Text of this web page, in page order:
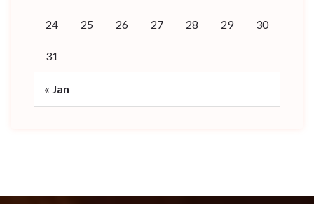
24 25 26 27 28 29 30
31
« Jan